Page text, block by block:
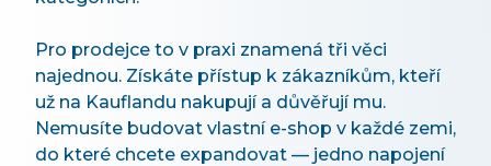
Pro prodejce to v praxi znamená tři věci
najednou. Získáte přístup k zákazníkům, kteří
už na Kauflandu nakupují a důvěřují mu.
Nemusíte budovat vlastní e-shop v každé zemi,
do které chcete expandovat — jedno napojení